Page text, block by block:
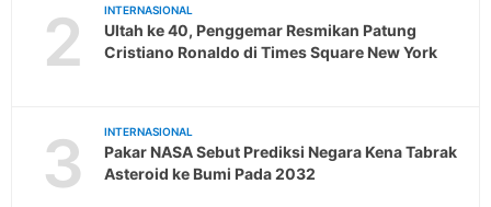
2 INTERNASIONAL
Ultah ke 40, Penggemar Resmikan Patung
Cristiano Ronaldo di Times Square New York
3 INTERNASIONAL
Pakar NASA Sebut Prediksi Negara Kena Tabrak
Asteroid ke Bumi Pada 2032